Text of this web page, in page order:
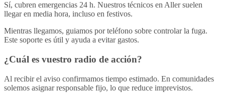
Sí, cubren emergencias 24 h. Nuestros técnicos en Aller suelen
llegar en media hora, incluso en festivos.
Mientras llegamos, guiamos por teléfono sobre controlar la fuga.
Este soporte es útil y ayuda a evitar gastos.
¿Cuál es vuestro radio de acción?
Al recibir el aviso confirmamos tiempo estimado. En comunidades
solemos asignar responsable fijo, lo que reduce imprevistos.